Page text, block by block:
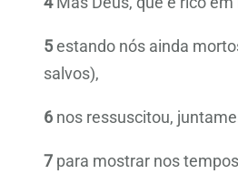
5estando nós ainda
salvos),
6 nos ressuscitou,
7 para mostrar nos